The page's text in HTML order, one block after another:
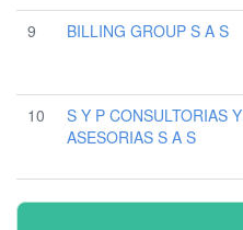
9
BILLING GROUP S A S
10
S Y P CONSULTORIAS Y
ASESORIAS S A S